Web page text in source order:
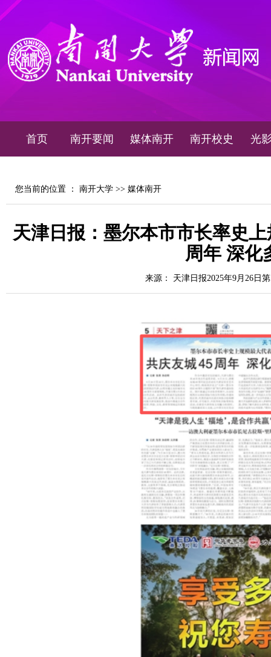
首页 南开要闻 媒体南开 南开校史 光
您当前的位置 ： 南开大学 >> 媒体南开
天津日报：墨尔本市市长率史
周年 深化
来源： 天津日报2025年9月26日